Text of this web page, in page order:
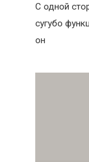
С одной
сугубо
он